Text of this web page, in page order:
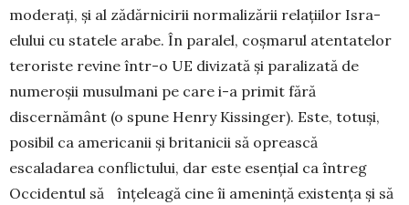
moderați, și al zădărnicirii normalizării relațiilor Isra­
elului cu statele arabe. În paralel, coșmarul aten­tatelor
teroriste revine într-o UE divizată și paralizată de
numeroșii musulmani pe care i-a primit fără
discernământ (o spune Henry Kissinger). Este, totuși,
posibil ca americanii și britanicii să oprească
escaladarea conflictului, dar este esențial ca întreg
Occidentul să înțeleagă cine îi amenință existența și să